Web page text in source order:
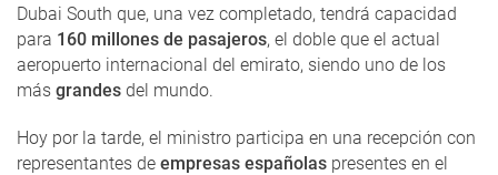
Dubai South que, una vez completado, tendrá capacidad
para 160 millones de pasajeros, el doble que el actual
aeropuerto internacional del emirato, siendo uno de los
más grandes del mundo.
Hoy por la tarde, el ministro participa en una recepción con
representantes de empresas españolas presentes en el